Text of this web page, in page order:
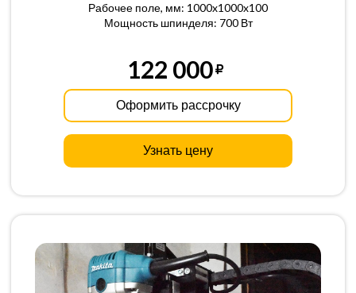
Рабочее поле, мм: 1000x1000x100
Мощность шпинделя: 700 Вт
122 000
Оформить рассрочку
Узнать цену